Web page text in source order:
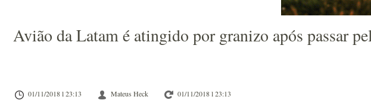
Avião da Latam é atingido por granizo após passar
01/11/2018 l 23:13 Mateus Heck 01/11/2018 l 23:13